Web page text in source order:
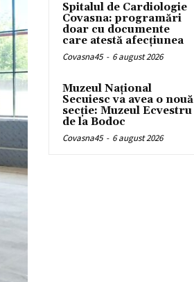
Spitalul de Cardiologie
Covasna: programări
doar cu documente
care atestă afecțiunea
Covasna45 - 6 august 2026
Muzeul Național
Secuiesc va avea o nouă
secție: Muzeul Ecvestru
de la Bodoc
Covasna45 - 6 august 2026